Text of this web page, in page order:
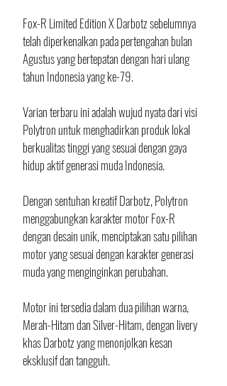
Fox-R Limited Edition X Darbotz sebelumnya
telah diperkenalkan pada pertengahan bulan
Agustus yang bertepatan dengan hari ulang
tahun Indonesia yang ke-79.
Varian terbaru ini adalah wujud nyata dari visi
Polytron untuk menghadirkan produk lokal
berkualitas tinggi yang sesuai dengan gaya
hidup aktif generasi muda Indonesia.
Dengan sentuhan kreatif Darbotz, Polytron
menggabungkan karakter motor Fox-R
dengan desain unik, menciptakan satu pilihan
motor yang sesuai dengan karakter generasi
muda yang menginginkan perubahan.
Motor ini tersedia dalam dua pilihan warna,
Merah-Hitam dan Silver-Hitam, dengan livery
khas Darbotz yang menonjolkan kesan
eksklusif dan tangguh.